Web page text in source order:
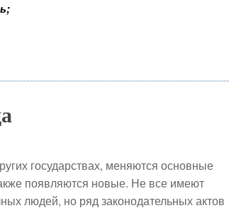
государствах, меняются основные
появляются новые. Не все имеют
людей, но ряд законодательных актов